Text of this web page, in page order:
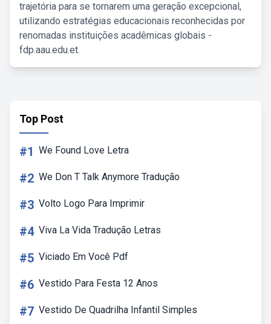
trajetória para se tornarem uma geração excepcional,
utilizando estratégias educacionais reconhecidas por
renomadas instituições acadêmicas globais -
fdp.aau.edu.et.
Top Post
#1 We Found Love Letra
#2 We Don T Talk Anymore Tradução
#3 Volto Logo Para Imprimir
#4 Viva La Vida Tradução Letras
#5 Viciado Em Você Pdf
#6 Vestido Para Festa 12 Anos
#7 Vestido De Quadrilha Infantil Simples